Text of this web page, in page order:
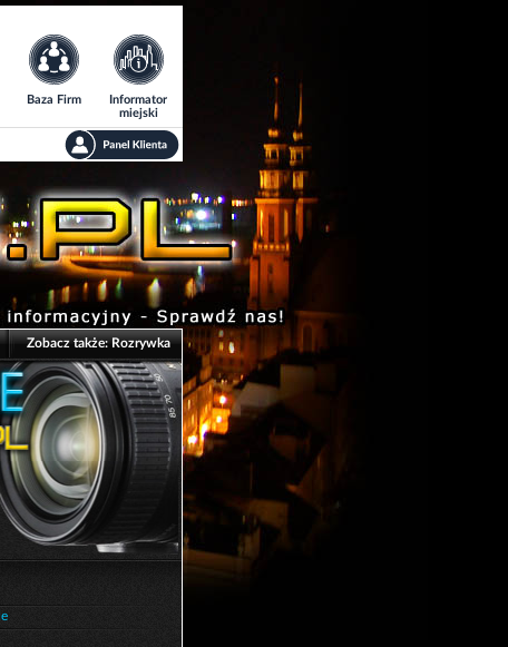
Baza Firm
Informator
miejski
Zobacz także:Rozrywka